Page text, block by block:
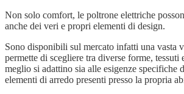
Non solo comfort, le poltrone elettriche
anche dei veri e propri elementi di design.
Sono disponibili sul mercato infatti una vasta
permette di scegliere tra diverse forme, tessuti
meglio si adattino sia alle esigenze specifiche
elementi di arredo presenti presso la propria